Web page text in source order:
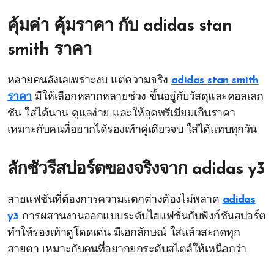
คุ้มค่า คุ้มราคา กับ adidas stan
smith ราคา
หลายคนลังเลเพราะงบ แต่ความจริง adidas stan smith
ราคามีให้เลือกหลากหลายช่วง ขึ้นอยู่กับวัสดุและคอลเลก
ชัน ใส่ได้นาน ดูแลง่าย และให้ลุคพรีเมียมเกินราคา
เหมาะกับคนที่อยากได้รองเท้าคู่เดียวจบ ใส่ได้แทบทุกวัน
ลักชัวรีสปอร์ตของจริงจาก adidas y3
สายแฟชั่นที่ต้องการความแตกต่างต้องไม่พลาด adidas
y3 การผสานงานออกแบบระดับไฮแฟชั่นกับฟังก์ชันสปอร์ต
ทำให้รองเท้าดูโดดเด่น มีเอกลักษณ์ ใส่แล้วสะกดทุก
สายตา เหมาะกับคนที่อยากยกระดับสไตล์ให้เหนือกว่า